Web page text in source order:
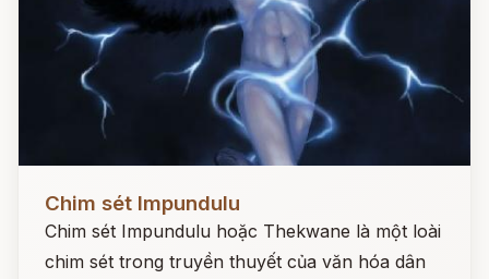
Chim sét Impundulu
Chim sét Impundulu hoặc Thekwane là một loài
chim sét trong truyền thuyết của văn hóa dân